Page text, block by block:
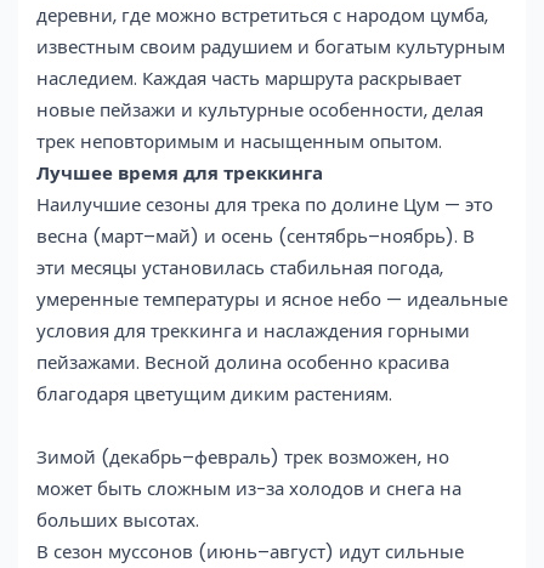
деревни, где можно встретиться с народом цумба,
известным своим радушием и богатым культурным
наследием. Каждая часть маршрута раскрывает
новые пейзажи и культурные особенности, делая
трек неповторимым и насыщенным опытом.
Лучшее время для треккинга
Наилучшие сезоны для трека по долине Цум — это
весна (март–май) и осень (сентябрь–ноябрь). В
эти месяцы установилась стабильная погода,
умеренные температуры и ясное небо — идеальные
условия для треккинга и наслаждения горными
пейзажами. Весной долина особенно красива
благодаря цветущим диким растениям.
Зимой (декабрь–февраль) трек возможен, но
может быть сложным из-за холодов и снега на
больших высотах.
В сезон муссонов (июнь–август) идут сильные